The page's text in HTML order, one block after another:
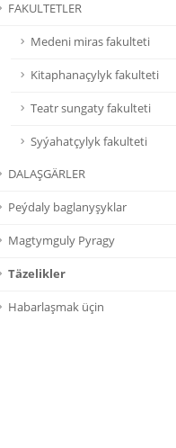
FAKULTETLER
Medeni miras fakulteti
Kitaphanaçylyk fakulteti
Teatr sungaty fakulteti
Syýahatçylyk fakulteti
DALAŞGÄRLER
Peýdaly baglanyşyklar
Magtymguly Pyragy
Täzelikler
Habarlaşmak üçin